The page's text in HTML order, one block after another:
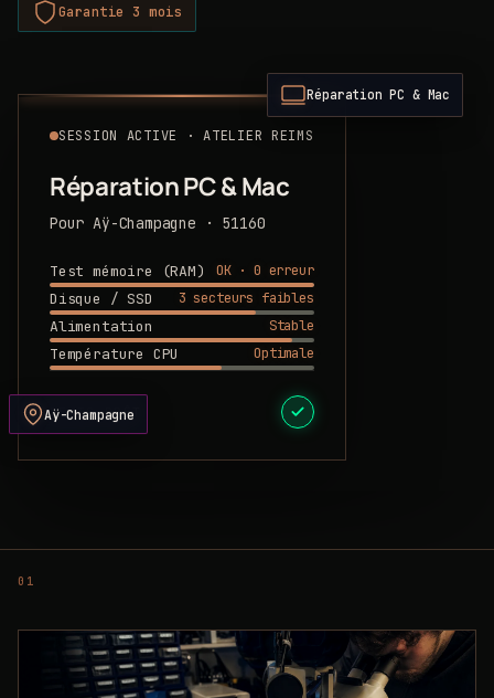
Garantie 3 mois
SESSION ACTIVE · ATELIER REIMS
Réparation PC & Mac
Pour Aÿ-Champagne · 51160
Test mémoire (RAM)
OK · 0 erreur
Disque / SSD
3 secteurs faibles
Alimentation
Stable
Température CPU
Optimale
DEVIS PRÊT
Réparation PC & Mac
Aÿ-Champagne